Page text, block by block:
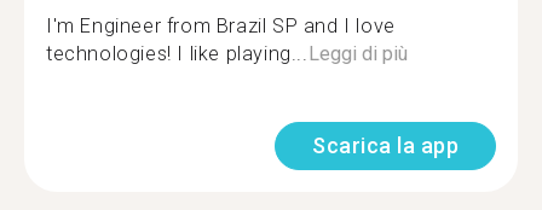
I'm Engineer from Brazil SP and I love
technologies! I like playing... Leggi di più
Scarica la app